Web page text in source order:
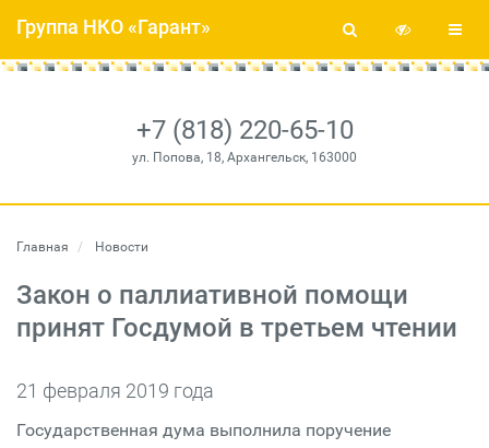
+7 (818) 220-65-10
ул. Попова, 18, Архангельск, 163000
Группа НКО «Гарант»
Главная Новости
Закон о паллиативной помощи
принят Госдумой в третьем чтении
21 февраля 2019 года
Государственная дума выполнила поручение